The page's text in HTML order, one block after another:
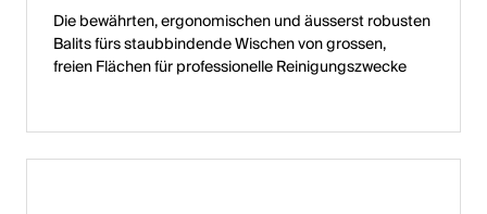
Die bewährten, ergonomischen und äusserst robusten
Balits fürs staubbindende Wischen von grossen,
freien Flächen für professionelle Reinigungszwecke